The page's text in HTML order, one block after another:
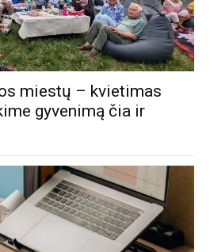
miestų – kvietimas
gyvenimą čia ir